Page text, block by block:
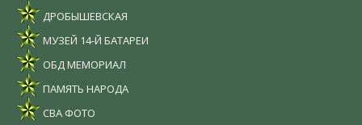
ДРОБЫШЕВСКАЯ
МУЗЕЙ 14-Й БАТАРЕИ
ОБД МЕМОРИАЛ
ПАМЯТЬ НАРОДА
СВА ФОТО